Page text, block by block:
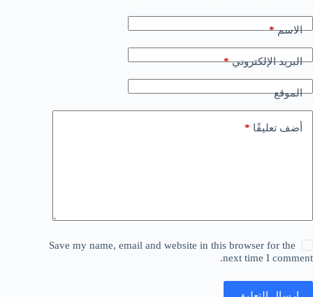
الاسم*
البريد الإلكتروني*
الموقع
أضف تعليقًا *
Save my name, email and website in this browser for the
next time I comment.